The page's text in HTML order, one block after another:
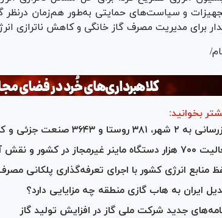
و سیاست‌های حمایتی به‌طور هم‌زمان درنظر
برای مدیریت مصرف گاز خانگی و کاهش ناترازی
بخوانید:
۳۸۱ روستا و ۳۶۴۳ صنعت جزئی و کلی در ۶ ماه نخست دولت چهاردهم
غیرمجاز در کشور و نقش آن در ناترازی‌های موجود
منابع انرژی کشور با اجرای تعرفه‌گذاری پلکانی
ایران به هاب گازی منطقه چه مزایایی دارد؟
جدید شرکت ملی گاز در افزایش تولید گاز